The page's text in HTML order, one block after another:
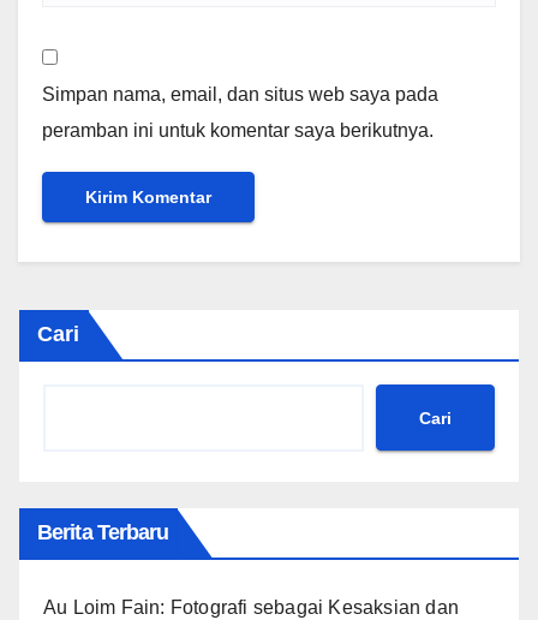
Simpan nama, email, dan situs web saya pada
peramban ini untuk komentar saya berikutnya.
Cari
Cari
Berita Terbaru
Au Loim Fain: Fotografi sebagai Kesaksian dan